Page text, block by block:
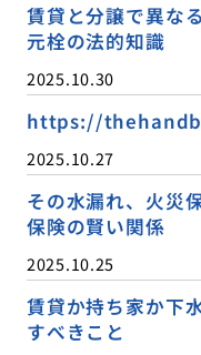
賃貸と分譲で異な
元栓の法的知識
2025.10.30
https://
2025.10.27
その水漏れ、火災
保険の賢い関係
2025.10.25
賃貸か持ち家か下
すべきこと